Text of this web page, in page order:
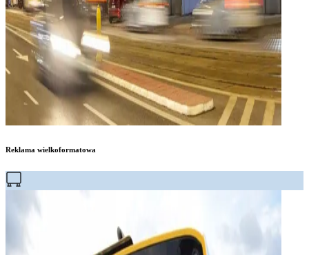
Reklama wielkoformatowa